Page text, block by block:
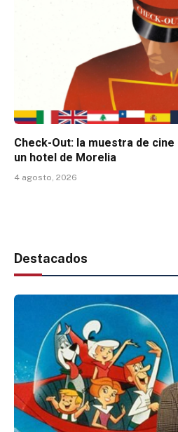
Check-Out: la muestra de
un hotel de Morelia
4 agosto, 2026
Destacados